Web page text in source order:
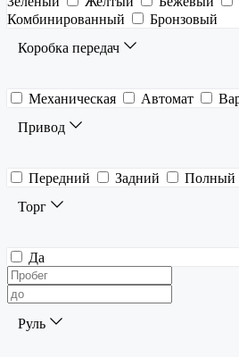
Комбинированный
Бронзовый
Коробка передач
Механическая Автомат
Привод
Передний Задний
Полный
Торг
Да
Руль